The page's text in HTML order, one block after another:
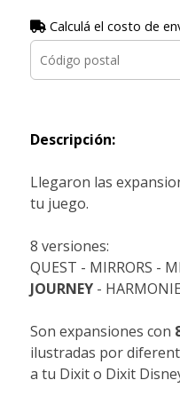
Calculá el costo de
Descripción:
Llegaron las
tu juego.
8 versiones:
QUEST - MIRRORS -
JOURNEY -
Son expansiones con
ilustradas por
a tu Dixit o Dixit